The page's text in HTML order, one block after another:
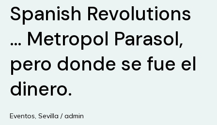
arquitectura
de
abierto
Spanish Revolutions
… Metropol Parasol,
pero donde se fue el
dinero.
Eventos, Sevilla /admin